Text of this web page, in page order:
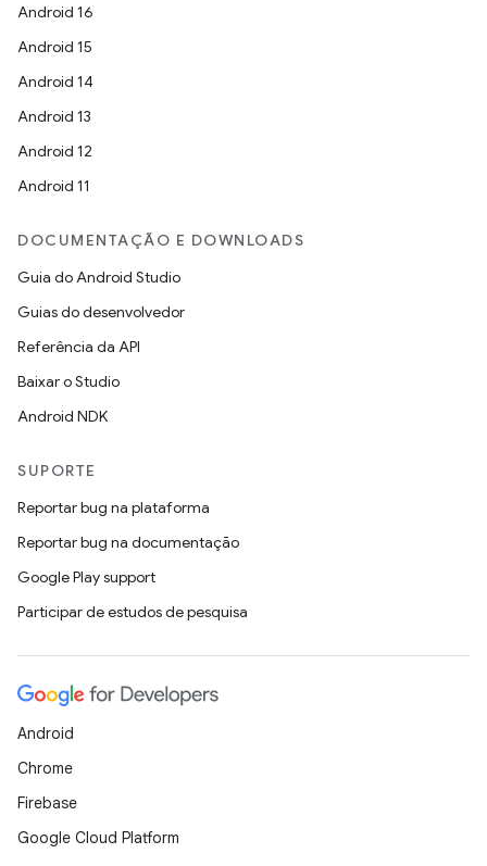
Android 16
Android 15
Android 14
Android 13
Android 12
Android 11
DOCUMENTAÇÃO E DOWNLOADS
Guia do Android Studio
Guias do desenvolvedor
Referência da API
Baixar o Studio
Android NDK
SUPORTE
Reportar bug na plataforma
Reportar bug na documentação
Google Play support
Participar de estudos de pesquisa
Android
Chrome
Firebase
Google Cloud Platform